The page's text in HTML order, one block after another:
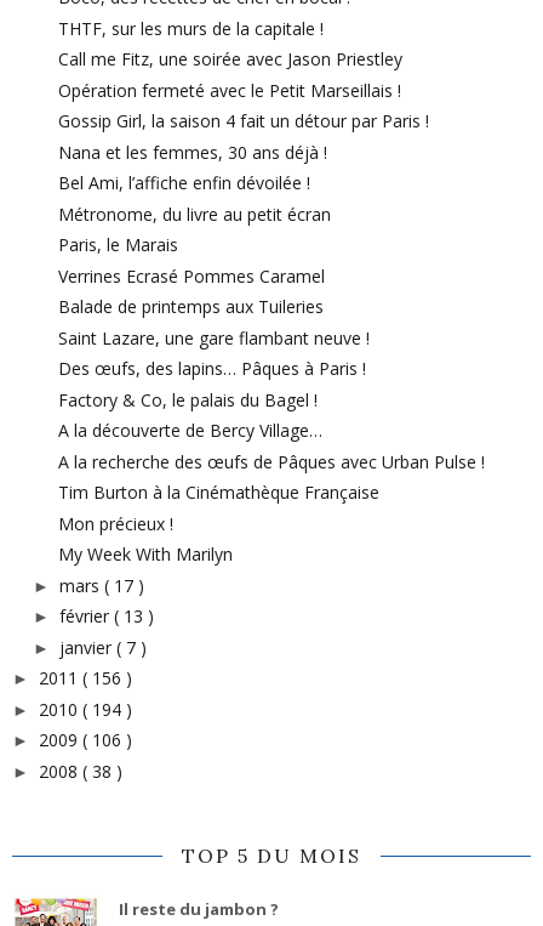
THTF, sur les murs de la capitale !
Call me Fitz, une soirée avec Jason Priestley
Opération fermeté avec le Petit Marseillais !
Gossip Girl, la saison 4 fait un détour par Paris !
Nana et les femmes, 30 ans déjà !
Bel Ami, l’affiche enfin dévoilée !
Métronome, du livre au petit écran
Paris, le Marais
Verrines Ecrasé Pommes Caramel
Balade de printemps aux Tuileries
Saint Lazare, une gare flambant neuve !
Des œufs, des lapins… Pâques à Paris !
Factory & Co, le palais du Bagel !
A la découverte de Bercy Village…
A la recherche des œufs de Pâques avec Urban Pulse !
Tim Burton à la Cinémathèque Française
Mon précieux !
My Week With Marilyn
► mars ( 17 )
► février ( 13 )
► janvier ( 7 )
► 2011 ( 156 )
► 2010 ( 194 )
► 2009 ( 106 )
► 2008 ( 38 )
TOP 5 DU MOIS
Il reste du jambon ?